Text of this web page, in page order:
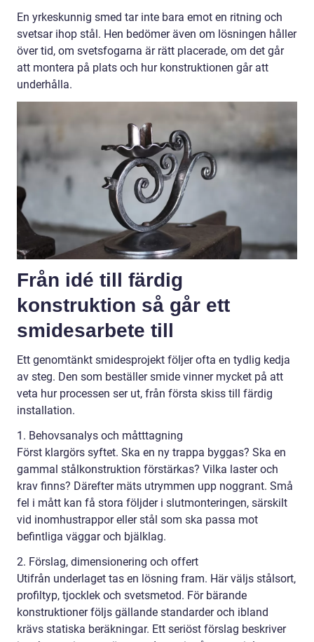
En yrkeskunnig smed tar inte bara emot en ritning och
svetsar ihop stål. Hen bedömer även om lösningen håller
över tid, om svetsfogarna är rätt placerade, om det går
att montera på plats och hur konstruktionen går att
underhålla.
Från idé till färdig
konstruktion så går ett
smidesarbete till
Ett genomtänkt smidesprojekt följer ofta en tydlig kedja
av steg. Den som beställer smide vinner mycket på att
veta hur processen ser ut, från första skiss till färdig
installation.
1. Behovsanalys och måtttagning
Först klargörs syftet. Ska en ny trappa byggas? Ska en
gammal stålkonstruktion förstärkas? Vilka laster och
krav finns? Därefter mäts utrymmen upp noggrant. Små
fel i mått kan få stora följder i slutmonteringen, särskilt
vid inomhustrappor eller stål som ska passa mot
befintliga väggar och bjälklag.
2. Förslag, dimensionering och offert
Utifrån underlaget tas en lösning fram. Här väljs stålsort,
profiltyp, tjocklek och svetsmetod. För bärande
konstruktioner följs gällande standarder och ibland
krävs statiska beräkningar. Ett seriöst förslag beskriver